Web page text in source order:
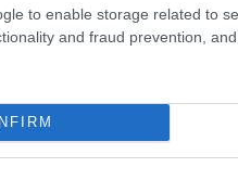
to enable storage related to
and fraud prevention,
σφοδρή ανατροπή
με τις πρώτες
το
φορτηγό όχημα